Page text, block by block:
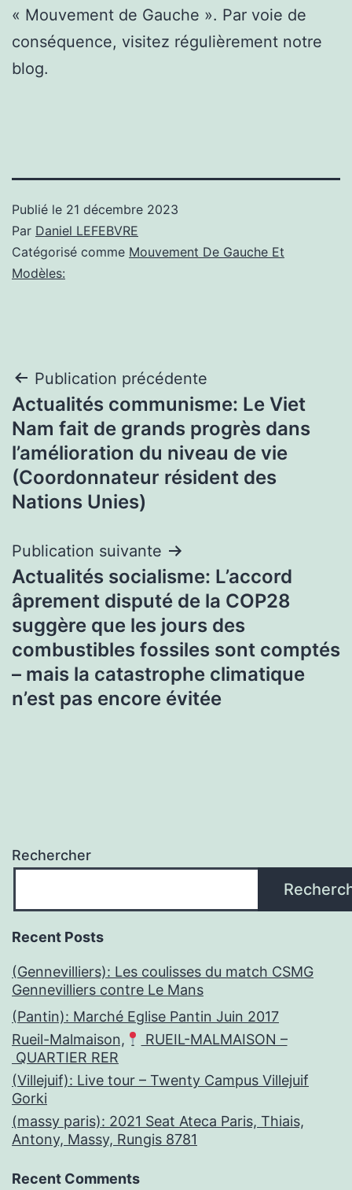
« Mouvement de Gauche ». Par voie de
conséquence, visitez régulièrement notre
blog.
Publié le 21 décembre 2023
Par Daniel LEFEBVRE
Catégorisé comme Mouvement De Gauche Et
Modèles:
Navigation
de
l’article
Publication précédente
Actualités communisme: Le Viet
Nam fait de grands progrès dans
l’amélioration du niveau de vie
(Coordonnateur résident des
Nations Unies)
Publication suivante
Actualités socialisme: L’accord
âprement disputé de la COP28
suggère que les jours des
combustibles fossiles sont comptés
– mais la catastrophe climatique
n’est pas encore évitée
Rechercher
Recent Posts
(Gennevilliers): Les coulisses du match CSMG
Gennevilliers contre Le Mans
(Pantin): Marché Eglise Pantin Juin 2017
Rueil-Malmaison,
RUEIL-MALMAISON –
QUARTIER RER
(Villejuif): Live tour – Twenty Campus Villejuif
Gorki
(massy paris): 2021 Seat Ateca Paris, Thiais,
Antony, Massy, Rungis 8781
Recent Comments